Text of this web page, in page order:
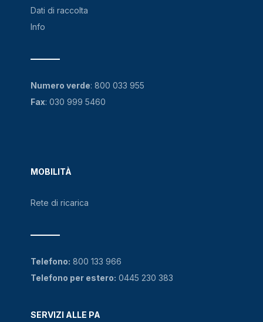
Dati di raccolta
Info
MOBILITÀ
Rete di ricarica
SERVIZI ALLE PA
Numero verde: 800 033 955
Fax: 030 999 5460
Telefono: 800 133 966
Telefono per estero: 0445 230 383